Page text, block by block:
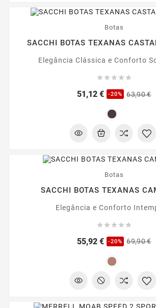
Botas
SACCHI BOTAS TEXANAS
Elegância Clássica e Conforto
    
51,12 € -20% 63,90 €
Botas
SACCHI BOTAS TEXANAS
Elegância e Conforto
    
55,92 € -20% 69,90 €